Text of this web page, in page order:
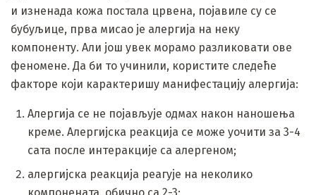
и изненада кожа постала црвена, појавиле су се
бубуљице, прва мисао је алергија на неку
компоненту. Али још увек морамо разликовати ове
феномене. Да би то учинили, користите следеће
факторе који карактеришу манифестацију алергија:
Алергија се не појављује одмах након наношења
креме. Алергијска реакција се може уочити за 3-4
сата после интеракције са алергеном;
алергијска реакција реагује на неколико